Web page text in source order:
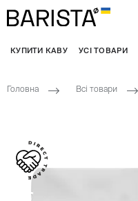
КУПИТИ КАВУ УСІ ТОВАРИ
Головна Всі товари